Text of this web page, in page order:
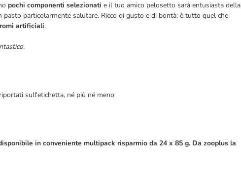
pochi componenti selezionati e il tuo amico pelosetto sarà entusiasta della
pasto particolarmente salutare. Ricco di gusto e di bontà: è tutto quel che
artificiali.
:
sull'etichetta, né più né meno
in conveniente multipack risparmio da 24 x 85 g. Da zooplus la